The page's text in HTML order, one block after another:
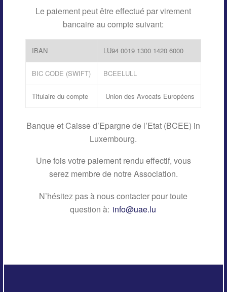
Le paiement peut être effectué par virement
bancaire au compte suivant:
IBAN LU94 0019 1300 1420 6000
BIC CODE (SWIFT) BCEELULL
Titulaire du compte Union des Avocats Européens
Banque et Caisse d’Epargne de l’Etat (BCEE) in
Luxembourg.
Une fois votre paiement rendu effectif, vous
serez membre de notre Association.
N’hésitez pas à nous contacter pour toute
question à: info@uae.lu